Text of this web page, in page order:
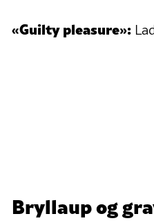
«Guilty pleasure»:
Bryllaup og